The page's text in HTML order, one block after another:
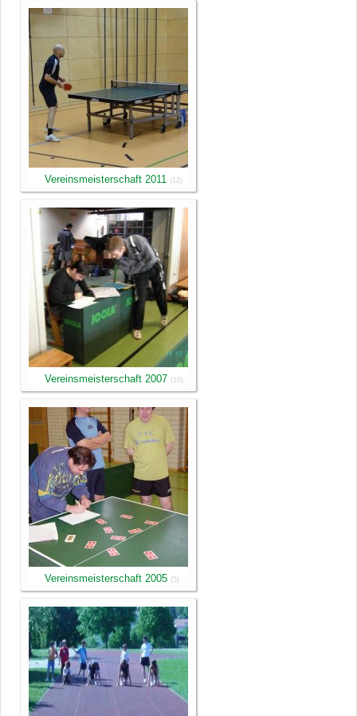
Vereinsmeisterschaft 2011 (12)
Vereinsmeisterschaft 2007 (10)
Vereinsmeisterschaft 2005 (5)